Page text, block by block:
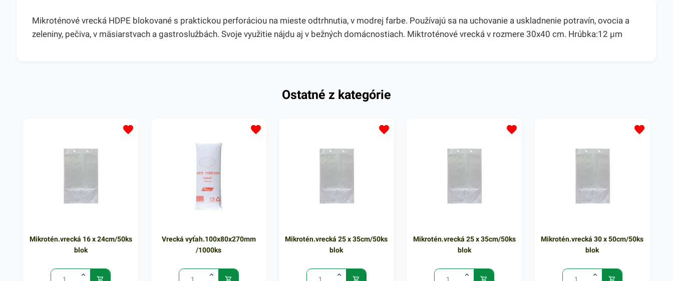
Mikroténové vrecká HDPE blokované s praktickou perforáciou na mieste odtrhnutia, v modrej farbe. Používajú sa na uchovanie a uskladnenie potravín, ovocia a
zeleniny, pečiva, v mäsiarstvach a gastroslužbách. Svoje využitie nájdu aj v bežných domácnostiach. Miktroténové vrecká v rozmere 30x40 cm. Hrúbka:12 µm
Ostatné z kategórie
Mikrotén.vrecká 16 x 24cm/50ks
blok
Vrecká vyťah.100x80x270mm
/1000ks
Mikrotén.vrecká 25 x 35cm/50ks
blok
Mikrotén.vrecká 25 x 35cm/50ks
blok
Mikrotén.vrecká 30 x 50cm/50ks
blok